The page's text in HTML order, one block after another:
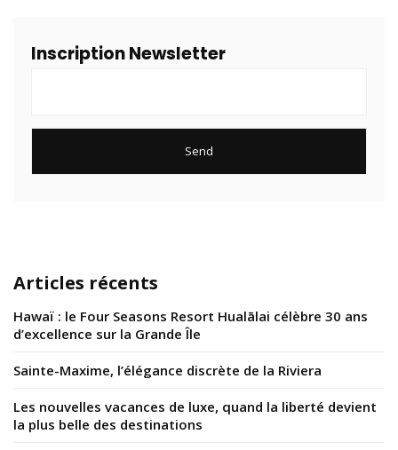
Inscription Newsletter
Articles récents
Hawaï : le Four Seasons Resort Hualālai célèbre 30 ans
d’excellence sur la Grande Île
Sainte-Maxime, l’élégance discrète de la Riviera
Les nouvelles vacances de luxe, quand la liberté devient
la plus belle des destinations